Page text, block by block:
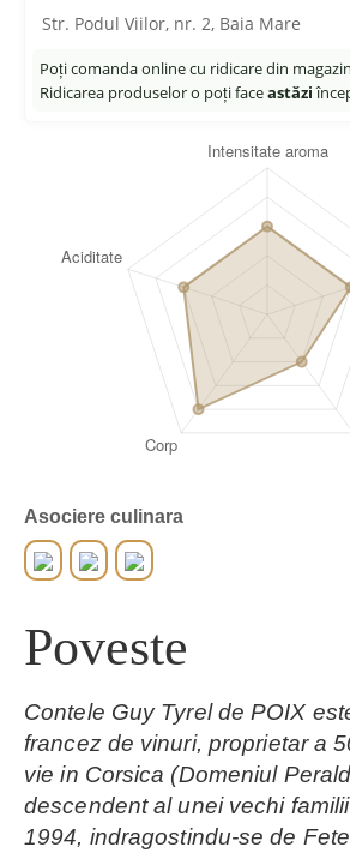
Str. Podul Viilor, nr. 2, Baia Mare
Poți comanda online cu ridicare din
Ridicarea produselor o poți faceastăzi
Asociere culinara
Poveste
Contele Guy Tyrel de POIX
francez de vinuri, proprietar a
vie in Corsica (Domeniul
descendent al unei vechi
1994, indragostindu-se de